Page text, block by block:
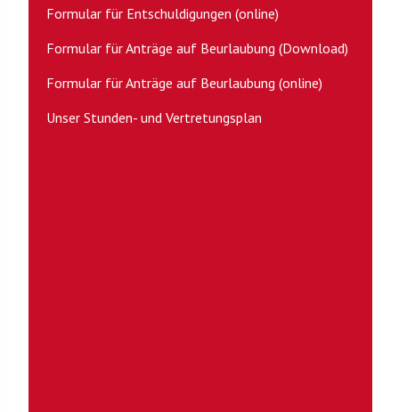
Formular für Entschuldigungen (online)
Formular für Anträge auf Beurlaubung (Download)
Formular für Anträge auf Beurlaubung (online)
Unser Stunden- und Vertretungsplan